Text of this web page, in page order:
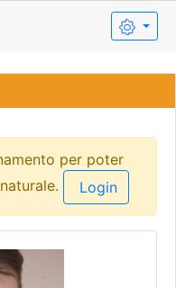
per poter
Login